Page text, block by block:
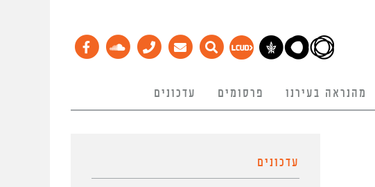
מהנראה בעירנו פרסומים עדכונים
עדכונים